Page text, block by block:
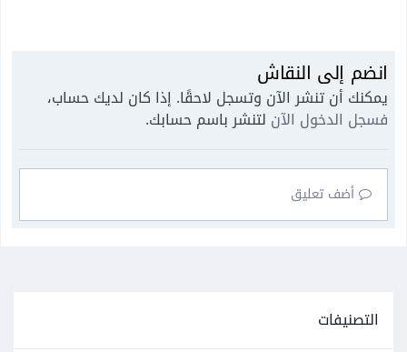
انضم إلى النقاش
يمكنك أن تنشر الآن وتسجل لاحقًا. إذا كان لديك حساب،
فسجل الدخول الآن لتنشر باسم حسابك.
أضف تعليق
التصنيفات